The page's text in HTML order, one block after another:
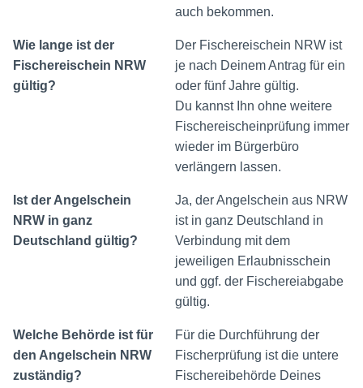
auch bekommen.
Wie lange ist der
Fischereischein NRW
gültig?
Der Fischereischein NRW ist
je nach Deinem Antrag für ein
oder fünf Jahre gültig.
Du kannst Ihn ohne weitere
Fischereischeinprüfung immer
wieder im Bürgerbüro
verlängern lassen.
Ist der Angelschein
NRW in ganz
Deutschland gültig?
Ja, der Angelschein aus NRW
ist in ganz Deutschland in
Verbindung mit dem
jeweiligen Erlaubnisschein
und ggf. der Fischereiabgabe
gültig.
Welche Behörde ist für
den Angelschein NRW
zuständig?
Für die Durchführung der
Fischerprüfung ist die untere
Fischereibehörde Deines